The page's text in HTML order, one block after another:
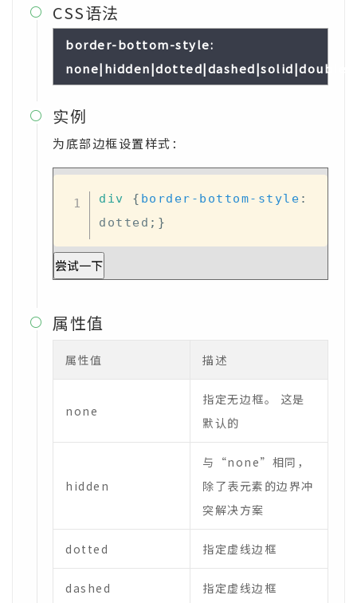
 CSS语法
border-bottom-style:
 实例
为底部边框设置样式：
div { border-bottom-style :
dotted ; }
尝试一下
 属性值
属性值 描述
none
指定无边框。 这是
默认的
hidden
与“none”相同，
除了表元素的边界冲
突解决方案
dotted 指定虚线边框
dashed 指定虚线边框